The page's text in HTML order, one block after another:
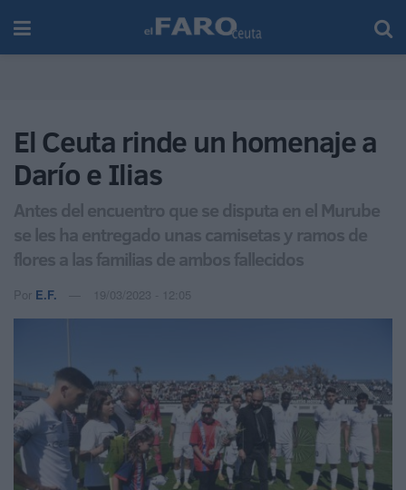
El Ceuta rinde un homenaje a
Darío e Ilias
Antes del encuentro que se disputa en el Murube
se les ha entregado unas camisetas y ramos de
flores a las familias de ambos fallecidos
Por E.F. 19/03/2023 - 12:05